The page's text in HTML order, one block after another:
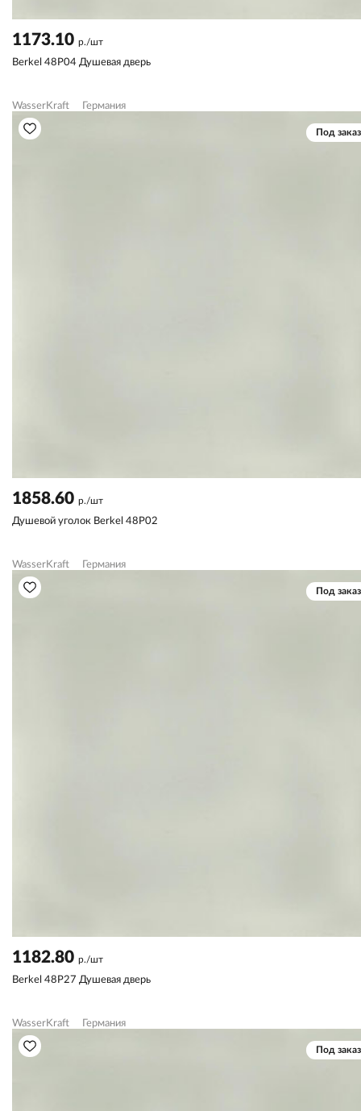
1173.10 р./шт
Berkel 48P04 Душевая дверь
WasserKraft Германия
Под заказ
1858.60 р./шт
Душевой уголок Berkel 48P02
WasserKraft Германия
Под заказ
1182.80 р./шт
Berkel 48P27 Душевая дверь
WasserKraft Германия
Под заказ